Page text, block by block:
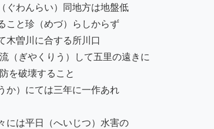
ぐわんらい）同地方は地盤低
こと珍（めづ）らしからず
木曽川に合する所川口
（ぎやくりう）して五里の遠きに
を破壊すること
か）にては三年に一作あれ
には平日（へいじつ）水害の